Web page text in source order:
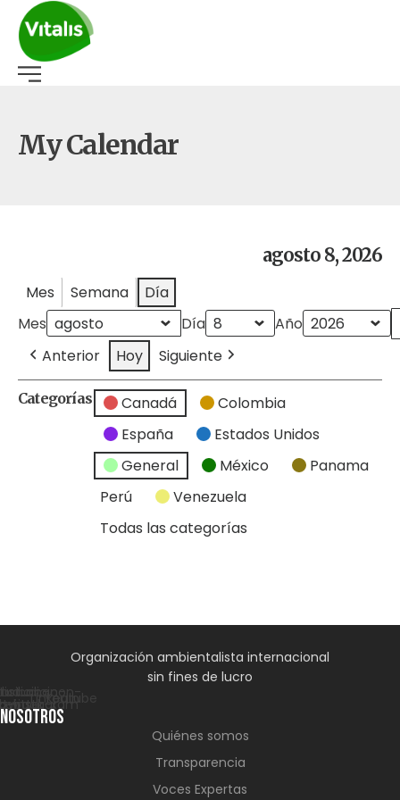
My Calendar
agosto 8, 2026
Mes Semana
Día
Mes
Día
Año
Anterior
Hoy Siguiente
Categorías Canadá
Colombia
España
Estados Unidos
General
México
Panama
Perú
Venezuela
Todas las categorías
Organización ambientalista internacional
sin fines de lucro
x
instagram
Linkedin
Youtube
NOSOTROS
Quiénes somos
Transparencia
Voces Expertas